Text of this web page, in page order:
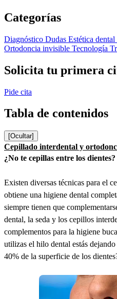
Categorías
Diagnóstico Dudas Estética dental
Ortodoncia invisible Tecnología
Solicita tu primera
Pide cita
Tabla de contenidos
[Ocultar]
Cepillado interdental y
¿No te cepillas entre los dientes?
Existen diversas técnicas para el
obtiene una higiene dental
siempre tienen que
dental, la seda y los cepillos
complementos para la higiene
utilizas el hilo dental estás
40% de la superficie de los